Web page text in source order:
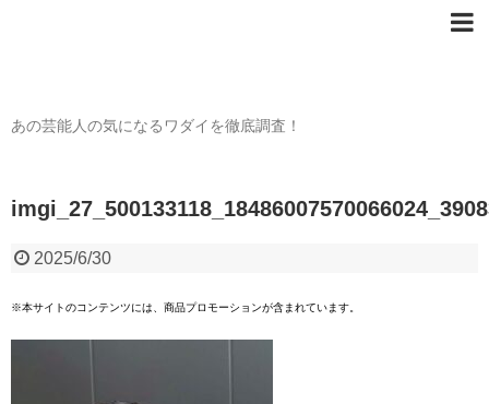
あの芸能人の気になるワダイを徹底調査！
2025/6/30
※本サイトのコンテンツには、商品プロモーションが含まれています。